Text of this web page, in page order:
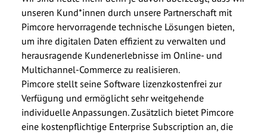
unseren Kund*innen durch unsere Partnerschaft mit
Pimcore hervorragende technische Lösungen bieten,
um ihre digitalen Daten effizient zu verwalten und
herausragende Kundenerlebnisse im Online- und
Multichannel-Commerce zu realisieren.
Pimcore stellt seine Software lizenzkostenfrei zur
Verfügung und ermöglicht sehr weitgehende
individuelle Anpassungen. Zusätzlich bietet Pimcore
eine kostenpflichtige Enterprise Subscription an, die